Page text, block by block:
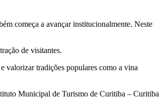
começa a avançar institucionalmente. Neste
de visitantes.
valorizar tradições populares como a vina
Municipal de Turismo de Curitiba – Curitiba